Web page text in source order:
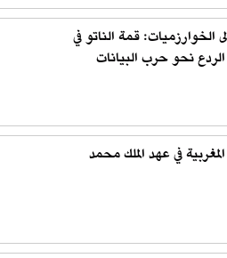
الخوارزميات: قمة الناتو في
نحو حرب البيانات
في عهد الملك محمد